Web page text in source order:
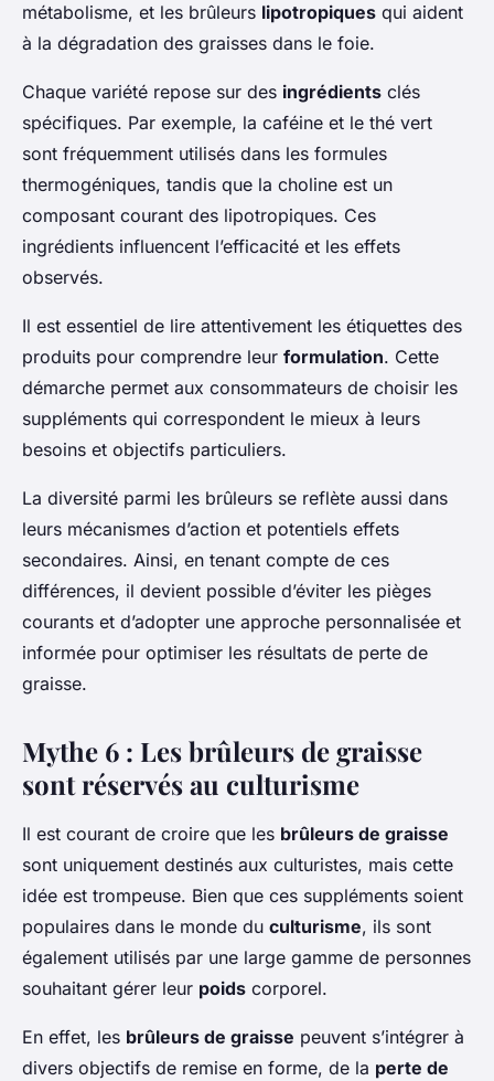
métabolisme, et les brûleurs lipotropiques qui aident
à la dégradation des graisses dans le foie.
Chaque variété repose sur des ingrédients clés
spécifiques. Par exemple, la caféine et le thé vert
sont fréquemment utilisés dans les formules
thermogéniques, tandis que la choline est un
composant courant des lipotropiques. Ces
ingrédients influencent l’efficacité et les effets
observés.
Il est essentiel de lire attentivement les étiquettes des
produits pour comprendre leur formulation. Cette
démarche permet aux consommateurs de choisir les
suppléments qui correspondent le mieux à leurs
besoins et objectifs particuliers.
La diversité parmi les brûleurs se reflète aussi dans
leurs mécanismes d’action et potentiels effets
secondaires. Ainsi, en tenant compte de ces
différences, il devient possible d’éviter les pièges
courants et d’adopter une approche personnalisée et
informée pour optimiser les résultats de perte de
graisse.
Mythe 6 : Les brûleurs de graisse
sont réservés au culturisme
Il est courant de croire que les brûleurs de graisse
sont uniquement destinés aux culturistes, mais cette
idée est trompeuse. Bien que ces suppléments soient
populaires dans le monde du culturisme, ils sont
également utilisés par une large gamme de personnes
souhaitant gérer leur poids corporel.
En effet, les brûleurs de graisse peuvent s’intégrer à
divers objectifs de remise en forme, de la perte de